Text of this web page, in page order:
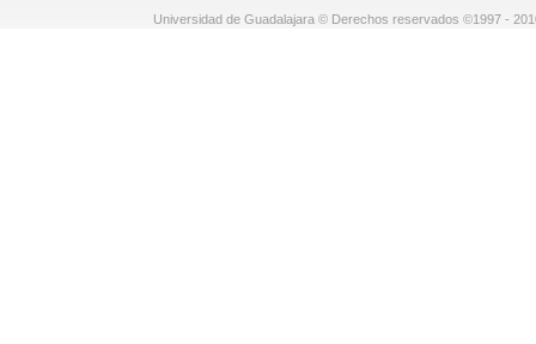
Universidad de Guadalajara © Derechos reservados ©1997 -